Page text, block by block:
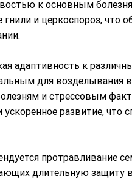
к основным
и церкоспороз, что
адаптивность к
для возделывания
и стрессовым
развитие, что
протравливание
длительную защиту